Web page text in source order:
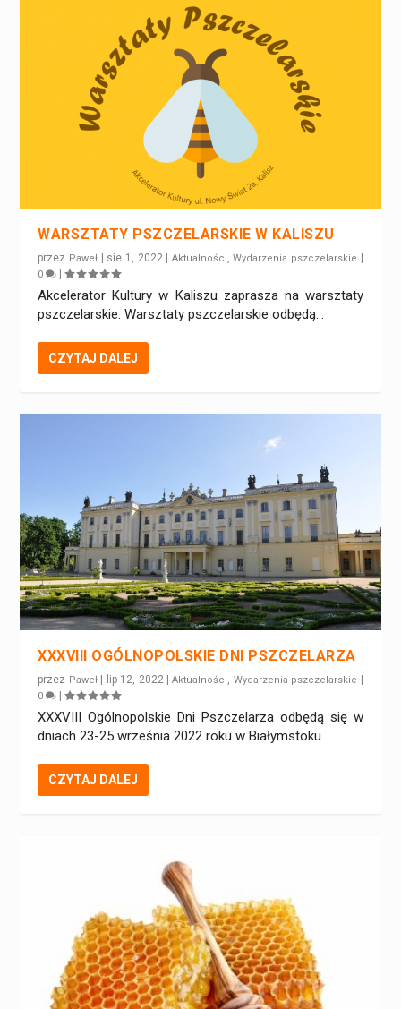
WARSZTATY PSZCZELARSKIE W KALISZU
przez Paweł | sie 1, 2022| Aktualności,Wydarzenia pszczelarskie |
0 |
Akcelerator Kultury w Kaliszu zaprasza na warsztaty
pszczelarskie. Warsztaty pszczelarskie odbędą...
CZYTAJ DALEJ
XXXVIII OGÓLNOPOLSKIE DNI PSZCZELARZA
przez Paweł| lip 12, 2022 |Aktualności Wydarzenia pszczelarskie |
0 |
XXXVIII Ogólnopolskie Dni Pszczelarza odbędą się w
dniach 23-25 września 2022 roku w Białymstoku....
CZYTAJ DALEJ